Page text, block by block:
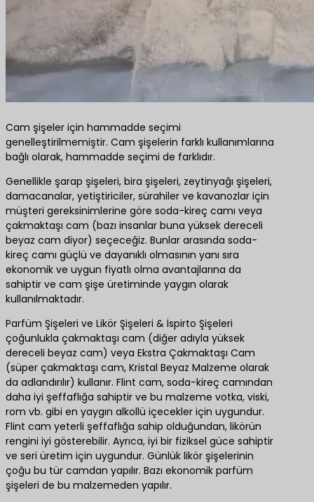
Cam şişeler için hammadde seçimi
genelleştirilmemiştir. Cam şişelerin farklı kullanımlarına
bağlı olarak, hammadde seçimi de farklıdır.
Genellikle şarap şişeleri, bira şişeleri, zeytinyağı şişeleri,
damacanalar, yetiştiriciler, sürahiler ve kavanozlar için
müşteri gereksinimlerine göre soda-kireç camı veya
çakmaktaşı cam (bazı insanlar buna yüksek dereceli
beyaz cam diyor) seçeceğiz. Bunlar arasında soda-
kireç camı güçlü ve dayanıklı olmasının yanı sıra
ekonomik ve uygun fiyatlı olma avantajlarına da
sahiptir ve cam şişe üretiminde yaygın olarak
kullanılmaktadır.
Parfüm Şişeleri ve Likör Şişeleri & İspirto Şişeleri
çoğunlukla çakmaktaşı cam (diğer adıyla yüksek
dereceli beyaz cam) veya Ekstra Çakmaktaşı Cam
(süper çakmaktaşı cam, Kristal Beyaz Malzeme olarak
da adlandırılır) kullanır. Flint cam, soda-kireç camından
daha iyi şeffaflığa sahiptir ve bu malzeme votka, viski,
rom vb. gibi en yaygın alkollü içecekler için uygundur.
Flint cam yeterli şeffaflığa sahip olduğundan, likörün
rengini iyi gösterebilir. Ayrıca, iyi bir fiziksel güce sahiptir
ve seri üretim için uygundur. Günlük likör şişelerinin
çoğu bu tür camdan yapılır. Bazı ekonomik parfüm
şişeleri de bu malzemeden yapılır.